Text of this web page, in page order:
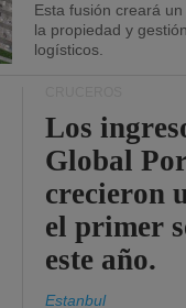
Esta fusión creará
la propiedad y
logísticos.
Los
Global
crecieron
el primer
este año.
Estanbul